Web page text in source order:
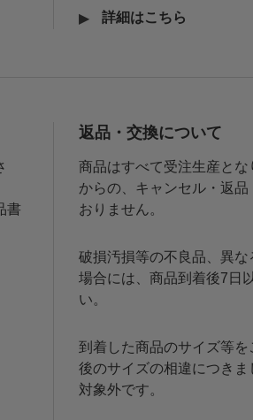
詳細はこちら
書
返品・交換について
商品はすべて受注生産とな
からの、キャンセル・返
おりません。
破損汚損等の不良品、異な
場合には、商品到着後7日
い。
到着した商品のサイズ等
後のサイズの相違につき
対象外です。